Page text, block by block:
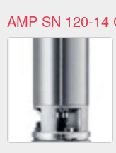
AMP SN 120-14